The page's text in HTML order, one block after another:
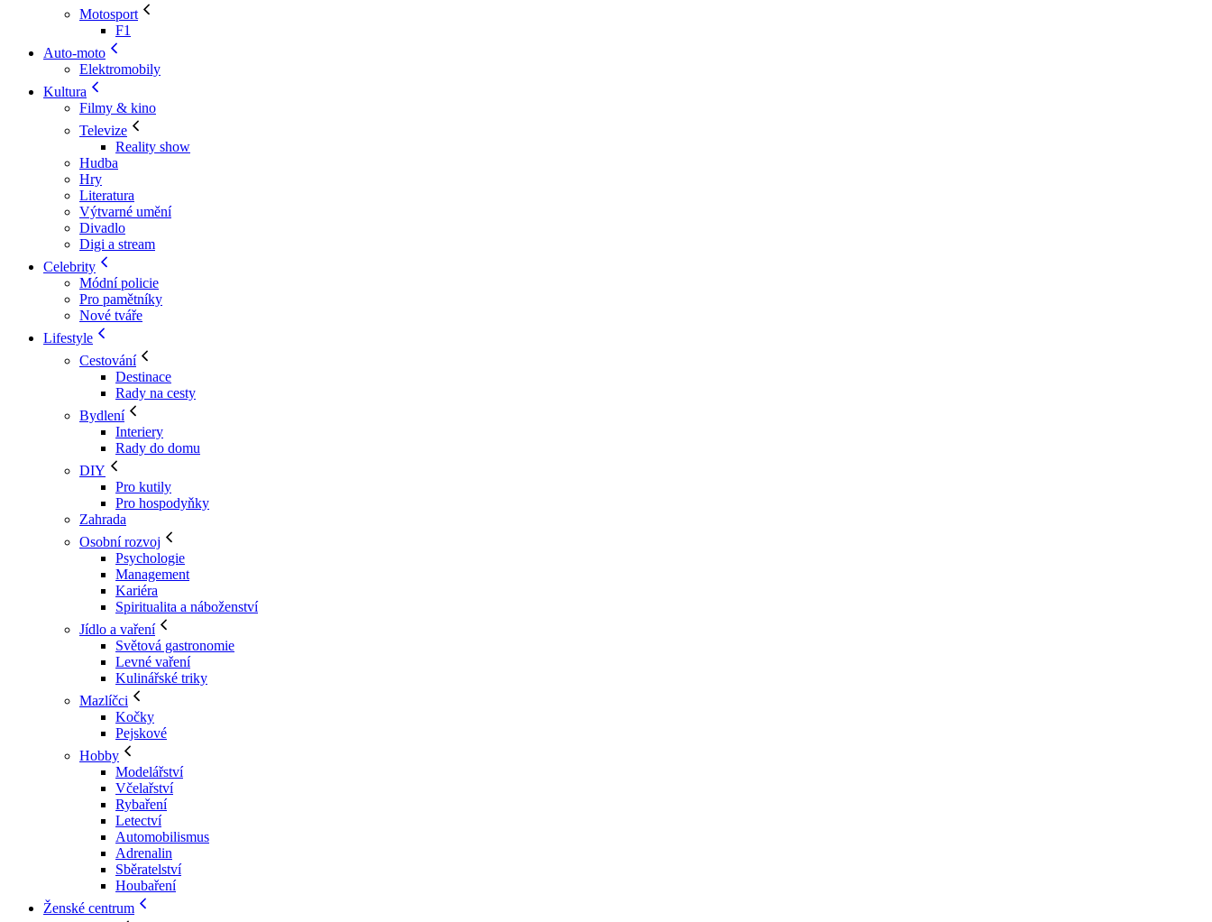
Motosport
F1
Auto-moto
Elektromobily
Kultura
Filmy & kino
Televize
Reality show
Hudba
Hry
Literatura
Výtvarné umění
Divadlo
Digi a stream
Celebrity
Módní policie
Pro pamětníky
Nové tváře
Lifestyle
Cestování
Destinace
Rady na cesty
Bydlení
Interiery
Rady do domu
DIY
Pro kutily
Pro hospodyňky
Zahrada
Osobní rozvoj
Psychologie
Management
Kariéra
Spiritualita a náboženství
Jídlo a vaření
Světová gastronomie
Levné vaření
Kulinářské triky
Mazlíčci
Kočky
Pejskové
Hobby
Modelářství
Včelařství
Rybaření
Letectví
Automobilismus
Adrenalin
Sběratelství
Houbaření
Ženské centrum